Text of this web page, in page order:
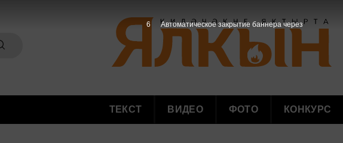
ТЕКСТ ВИДЕО ФОТО КОНКУРС
5 Автоматическое закрытие баннера через